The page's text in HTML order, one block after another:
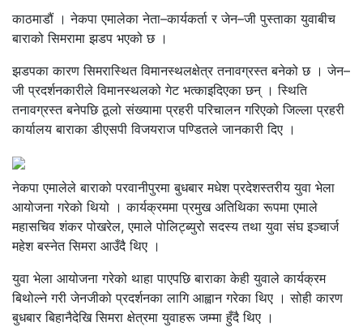
काठमाडौं । नेकपा एमालेका नेता–कार्यकर्ता र जेन–जी पुस्ताका युवाबीच
बाराको सिमरामा झडप भएको छ ।
झडपका कारण सिमरास्थित विमानस्थलक्षेत्र तनावग्रस्त बनेको छ । जेन–
जी प्रदर्शनकारीले विमानस्थलको गेट भत्काइदिएका छन् । स्थिति
तनावग्रस्त बनेपछि ठूलो संख्यामा प्रहरी परिचालन गरिएको जिल्ला प्रहरी
कार्यालय बाराका डीएसपी विजयराज पण्डितले जानकारी दिए ।
नेकपा एमालेले बाराको परवानीपुरमा बुधबार मधेश प्रदेशस्तरीय युवा भेला
आयोजना गरेको थियो । कार्यक्रममा प्रमुख अतिथिका रूपमा एमाले
महासचिव शंकर पोखरेल, एमाले पोलिट्ब्युरो सदस्य तथा युवा संघ इञ्चार्ज
महेश बस्नेत सिमरा आउँदै थिए ।
युवा भेला आयोजना गरेको थाहा पाएपछि बाराका केही युवाले कार्यक्रम
बिथोल्ने गरी जेनजीको प्रदर्शनका लागि आह्वान गरेका थिए । सोही कारण
बुधबार बिहानैदेखि सिमरा क्षेत्रमा युवाहरू जम्मा हुँदै थिए ।